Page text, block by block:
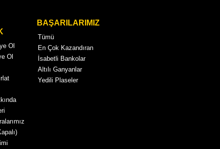
Ol
Ol
BAŞARILARIMIZ
Tümü
En Çok Kazandıran
İsabetli Bankolar
Altılı Ganyanlar
Yedili Plaseler